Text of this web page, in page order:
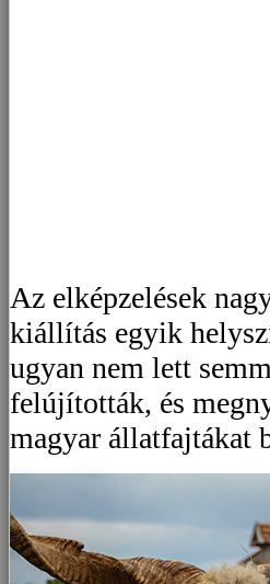
Az elképzelések
kiállítás egyik
ugyan nem lett
felújították, és
magyar állatfajtákat